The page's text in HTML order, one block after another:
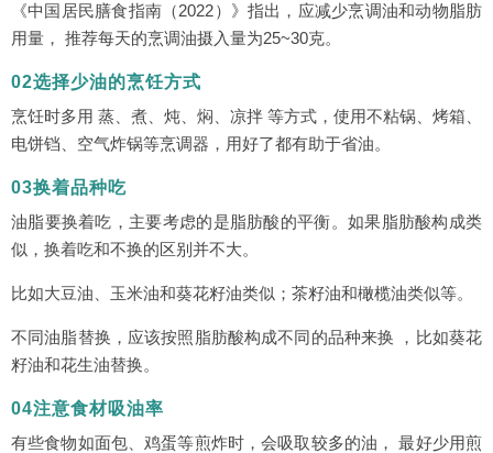
《中国居民膳食指南（2022）》指出，应减少烹调油和动物脂肪
用量， 推荐每天的烹调油摄入量为25~30克。
02选择少油的烹饪方式
烹饪时多用 蒸、煮、炖、焖、凉拌 等方式，使用不粘锅、烤箱、
电饼铛、空气炸锅等烹调器，用好了都有助于省油。
03换着品种吃
油脂要换着吃，主要考虑的是脂肪酸的平衡。如果脂肪酸构成类
似，换着吃和不换的区别并不大。
比如大豆油、玉米油和葵花籽油类似；茶籽油和橄榄油类似等。
不同油脂替换，应该按照脂肪酸构成不同的品种来换 ，比如葵花
籽油和花生油替换。
04注意食材吸油率
有些食物如面包、鸡蛋等煎炸时，会吸取较多的油， 最好少用煎